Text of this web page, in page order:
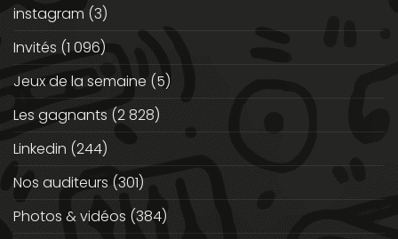
instagram (3)
Invités (1 096)
Jeux de la semaine (5)
Les gagnants (2 828)
Linkedin (244)
Nos auditeurs (301)
Photos & vidéos (384)